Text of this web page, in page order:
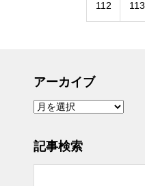
112 113
アーカイブ
ア
ー
ブ
記事検索